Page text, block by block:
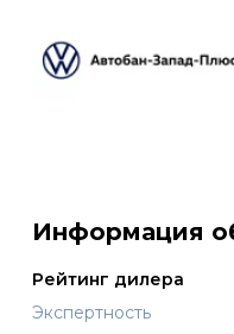
Информация
Рейтинг дилера
Экспертность